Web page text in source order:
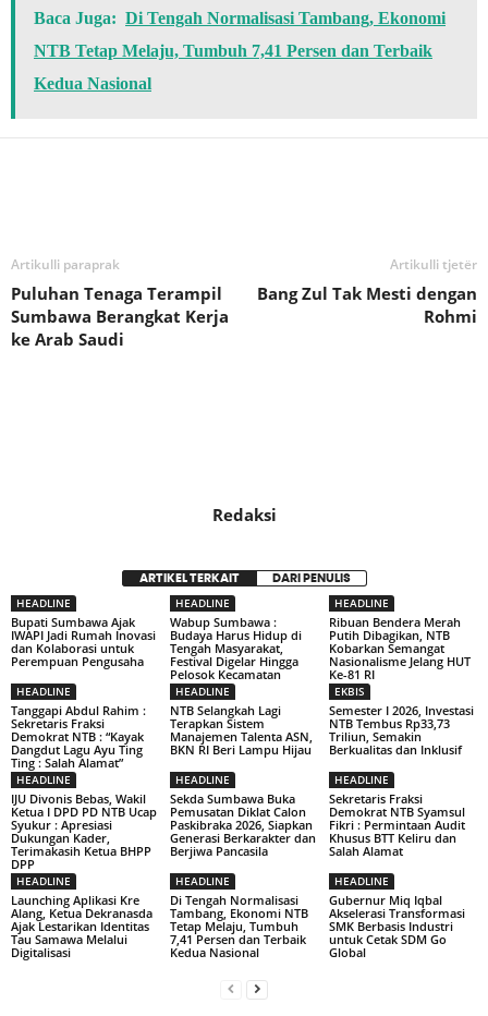
Baca Juga: Di Tengah Normalisasi Tambang, Ekonomi
NTB Tetap Melaju, Tumbuh 7,41 Persen dan Terbaik
Kedua Nasional
Artikulli paraprak
Puluhan Tenaga Terampil
Sumbawa Berangkat Kerja
ke Arab Saudi
Artikulli tjetër
Bang Zul Tak Mesti dengan
Rohmi
Redaksi
ARTIKEL TERKAIT DARI PENULIS
HEADLINE
Bupati Sumbawa Ajak
IWAPI Jadi Rumah Inovasi
dan Kolaborasi untuk
Perempuan Pengusaha
HEADLINE
Wabup Sumbawa :
Budaya Harus Hidup di
Tengah Masyarakat,
Festival Digelar Hingga
Pelosok Kecamatan
HEADLINE
Ribuan Bendera Merah
Putih Dibagikan, NTB
Kobarkan Semangat
Nasionalisme Jelang HUT
Ke-81 RI
HEADLINE
Tanggapi Abdul Rahim :
Sekretaris Fraksi
Demokrat NTB : “Kayak
Dangdut Lagu Ayu Ting
Ting : Salah Alamat”
HEADLINE
NTB Selangkah Lagi
Terapkan Sistem
Manajemen Talenta ASN,
BKN RI Beri Lampu Hijau
EKBIS
Semester I 2026, Investasi
NTB Tembus Rp33,73
Triliun, Semakin
Berkualitas dan Inklusif
HEADLINE
IJU Divonis Bebas, Wakil
Ketua I DPD PD NTB Ucap
Syukur : Apresiasi
Dukungan Kader,
Terimakasih Ketua BHPP
DPP
HEADLINE
Sekda Sumbawa Buka
Pemusatan Diklat Calon
Paskibraka 2026, Siapkan
Generasi Berkarakter dan
Berjiwa Pancasila
HEADLINE
Sekretaris Fraksi
Demokrat NTB Syamsul
Fikri : Permintaan Audit
Khusus BTT Keliru dan
Salah Alamat
HEADLINE
Launching Aplikasi Kre
Alang, Ketua Dekranasda
Ajak Lestarikan Identitas
Tau Samawa Melalui
Digitalisasi
HEADLINE
Di Tengah Normalisasi
Tambang, Ekonomi NTB
Tetap Melaju, Tumbuh
7,41 Persen dan Terbaik
Kedua Nasional
HEADLINE
Gubernur Miq Iqbal
Akselerasi Transformasi
SMK Berbasis Industri
untuk Cetak SDM Go
Global